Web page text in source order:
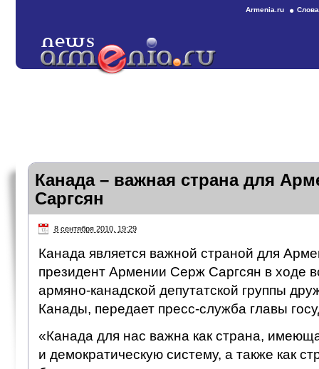
Armenia.ru
Канада – важная страна для
Саргсян
8 сентября 2010, 19:29
Канада является важной страной для
президент Армении Серж Саргсян в ходе
армяно-канадской депутатской группы
Канады, передает пресс-служба главы
«Канада для нас важна как страна,
и демократическую систему, а также как